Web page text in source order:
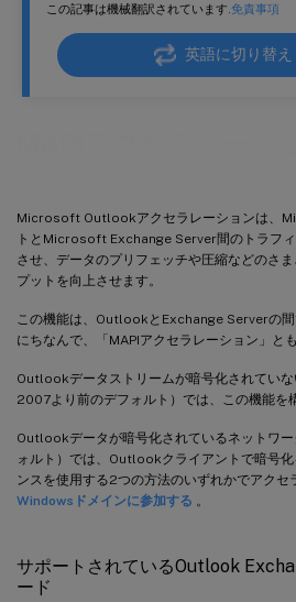
この記事は機械翻訳されています.免責事項
英語に切り替え
Microsoft Outlookアクセラレーションは、
トとMicrosoft Exchange Server間のトラフ
させ、データのプリフェッチや圧縮などのさ
プットを向上させます。
この機能は、OutlookとExchange Serverの
にちなんで、「MAPIアクセラレーション」と
Outlookデータストリームが暗号化されてい
2007より前のデフォルト）では、この機能を
Outlookデータが暗号化されているネットワ
ォルト）では、Outlookクライアントで暗号
ンスを使用する2つの方法のいずれかでアクセ
Windowsドメインに参加する 。
サポートされているOutlook
ード